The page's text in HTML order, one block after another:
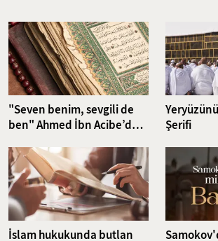
güncelliğini korumakta. Bu çalışma, klasikten
ruhsal disiplin yöntemlerini ve bu yöntemlerin
dünyasındaki karşılıklarını ele alıyor.
"Seven benim, sevgili de
ben" Ahmed İbn Acibe’den
Şerifi
İslam hukukunda butlan